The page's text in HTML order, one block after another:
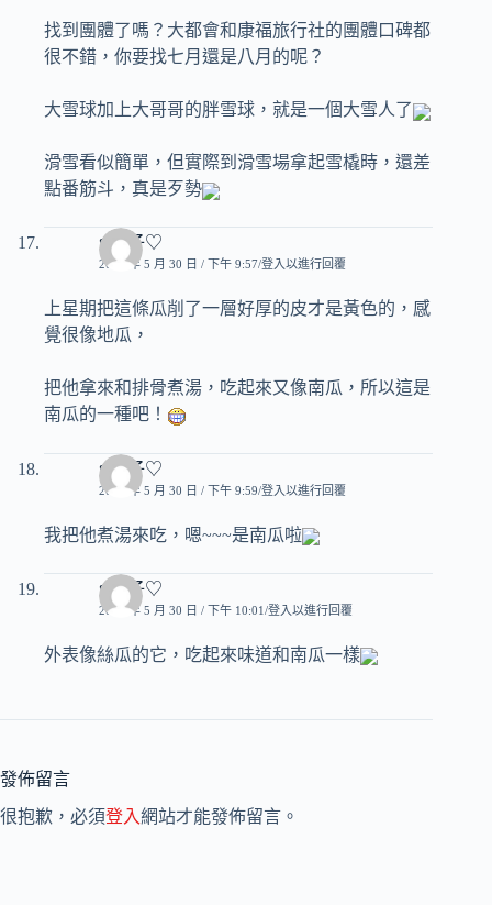
找到團體了嗎？大都會和康福旅行社的團體口碑都
很不錯，你要找七月還是八月的呢？
大雪球加上大哥哥的胖雪球，就是一個大雪人了
滑雪看似簡單，但實際到滑雪場拿起雪橇時，還差
點番筋斗，真是歹勢
♥玟子♡
2008 年 5 月 30 日 / 下午 9:57 登入以進行回覆
上星期把這條瓜削了一層好厚的皮才是黃色的，感
覺很像地瓜，
把他拿來和排骨煮湯，吃起來又像南瓜，所以這是
南瓜的一種吧！
♥玟子♡
2008 年 5 月 30 日 / 下午 9:59 登入以進行回覆
我把他煮湯來吃，嗯~~~是南瓜啦
♥玟子♡
2008 年 5 月 30 日 / 下午 10:01 登入以進行回覆
外表像絲瓜的它，吃起來味道和南瓜一樣
發佈留言
很抱歉，必須登入網站才能發佈留言。